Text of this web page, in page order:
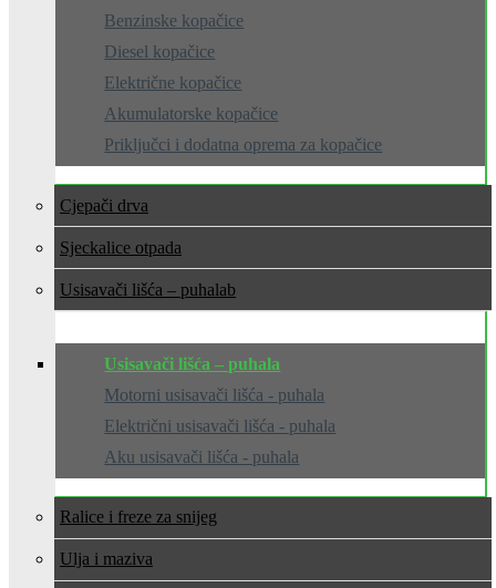
Benzinske kopačice
Diesel kopačice
Električne kopačice
Akumulatorske kopačice
Priključci i dodatna oprema za kopačice
Cjepači drva
Sjeckalice otpada
Usisavači lišća – puhala
Usisavači lišća – puhala
Motorni usisavači lišća - puhala
Električni usisavači lišća - puhala
Aku usisavači lišća - puhala
Ralice i freze za snijeg
Ulja i maziva